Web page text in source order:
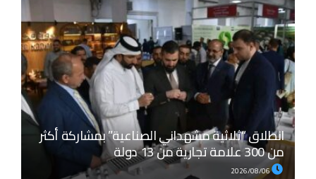
انطلاق “ثلاثية مشهداني الصناعية” بمشاركة أكثر
من 300 علامة تجارية من 13 دولة
2026/08/06